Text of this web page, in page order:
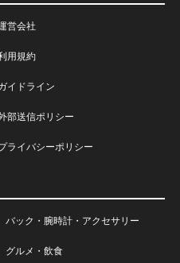
営会社
用規約
イドライン
部送信ポリシー
ライバシーポリシー
バック・腕時計・アクセサリー
グルメ・飲食